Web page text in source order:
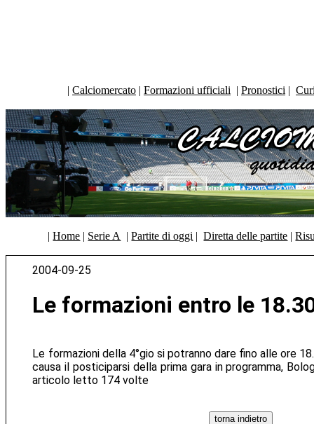
| Calciomercato | Formazioni ufficiali | Pronostici |
|Home | Serie A |Partite di oggi |Diretta delle partite |
2004-09-25
Le formazioni entro le
Le formazioni della 4°gio si potranno dare fino alle ore
causa il posticiparsi della prima gara in programma,
articolo letto 174 volte